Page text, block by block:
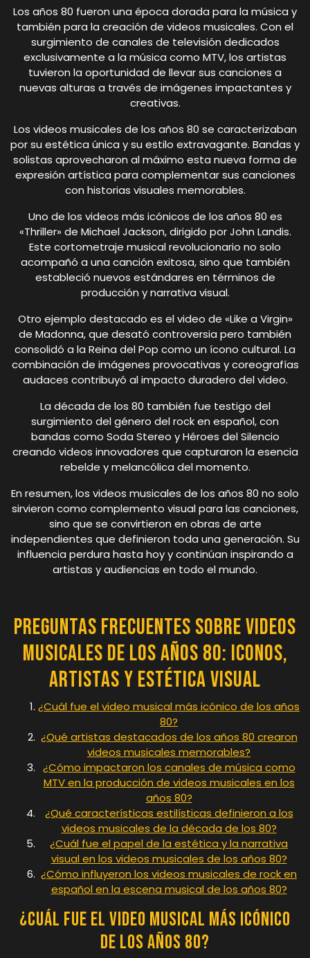
Los años 80 fueron una época dorada para la música y
también para la creación de videos musicales. Con el
surgimiento de canales de televisión dedicados
exclusivamente a la música como MTV, los artistas
tuvieron la oportunidad de llevar sus canciones a
nuevas alturas a través de imágenes impactantes y
creativas.
Los videos musicales de los años 80 se caracterizaban
por su estética única y su estilo extravagante. Bandas y
solistas aprovecharon al máximo esta nueva forma de
expresión artística para complementar sus canciones
con historias visuales memorables.
Uno de los videos más icónicos de los años 80 es
«Thriller» de Michael Jackson, dirigido por John Landis.
Este cortometraje musical revolucionario no solo
acompañó a una canción exitosa, sino que también
estableció nuevos estándares en términos de
producción y narrativa visual.
Otro ejemplo destacado es el video de «Like a Virgin»
de Madonna, que desató controversia pero también
consolidó a la Reina del Pop como un ícono cultural. La
combinación de imágenes provocativas y coreografías
audaces contribuyó al impacto duradero del video.
La década de los 80 también fue testigo del
surgimiento del género del rock en español, con
bandas como Soda Stereo y Héroes del Silencio
creando videos innovadores que capturaron la esencia
rebelde y melancólica del momento.
En resumen, los videos musicales de los años 80 no solo
sirvieron como complemento visual para las canciones,
sino que se convirtieron en obras de arte
independientes que definieron toda una generación. Su
influencia perdura hasta hoy y continúan inspirando a
artistas y audiencias en todo el mundo.
Preguntas Frecuentes sobre Videos
Musicales de los Años 80: Iconos,
Artistas y Estética Visual
¿Cuál fue el video musical más icónico de los años
80?
¿Qué artistas destacados de los años 80 crearon
videos musicales memorables?
¿Cómo impactaron los canales de música como
MTV en la producción de videos musicales en los
años 80?
¿Qué características estilísticas definieron a los
videos musicales de la década de los 80?
¿Cuál fue el papel de la estética y la narrativa
visual en los videos musicales de los años 80?
¿Cómo influyeron los videos musicales de rock en
español en la escena musical de los años 80?
¿Cuál fue el video musical más icónico
de los años 80?